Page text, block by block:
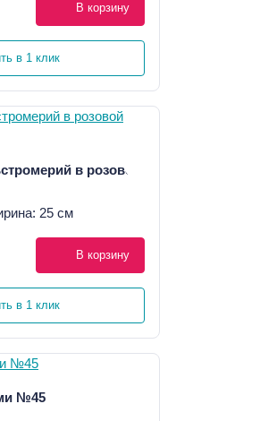
В корзину
в 1 клик
в розовой
25 см
В корзину
в 1 клик
№45